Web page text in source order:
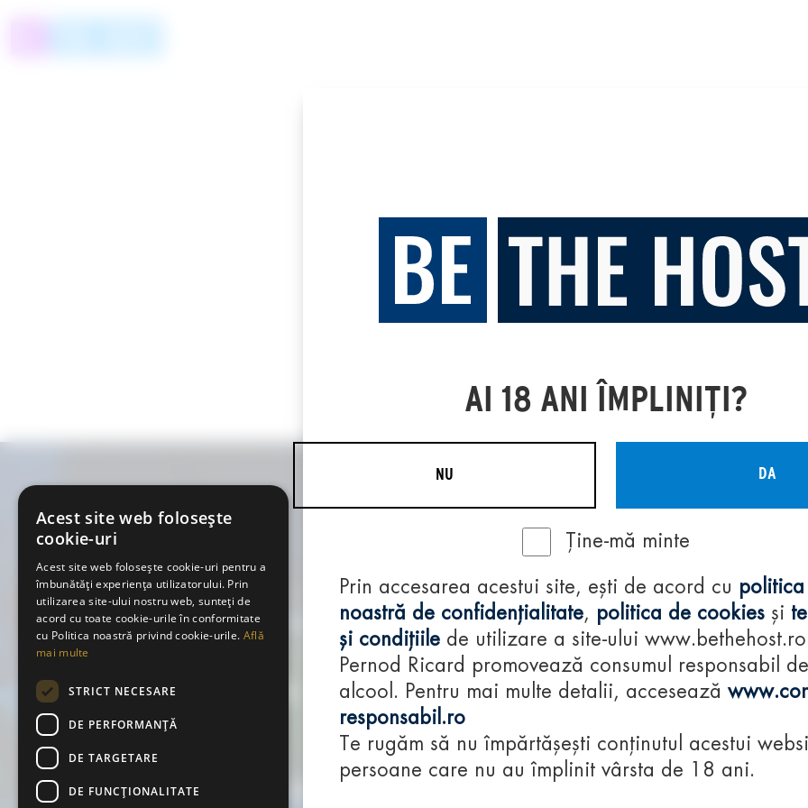
consumă-
AI 18 ANI ÎMPLINIȚI?
NU DA
Ține-mă minte
Prin accesarea acestui site, ești de acord cu politica
noastră de confidențialitate, politica de cookies și
și condițiile de utilizare a site-ului
Pernod Ricard promovează consumul responsabil de
alcool. Pentru mai multe detalii, accesează
responsabil.ro
Te rugăm să nu împărtășești conținutul acestui
persoane care nu au împlinit vârsta de 18 ani.
Acest site web folosește
cookie-uri
Acest site web folosește cookie-uri pentru a
îmbunătăți experiența utilizatorului. Prin
utilizarea site-ului nostru web, sunteți de
acord cu toate cookie-urile în conformitate
cu Politica noastră privind cookie-urile. Află
mai multe
STRICT NECESARE
DE PERFORMANȚĂ
DE TARGETARE
DE FUNCŢIONALITATE